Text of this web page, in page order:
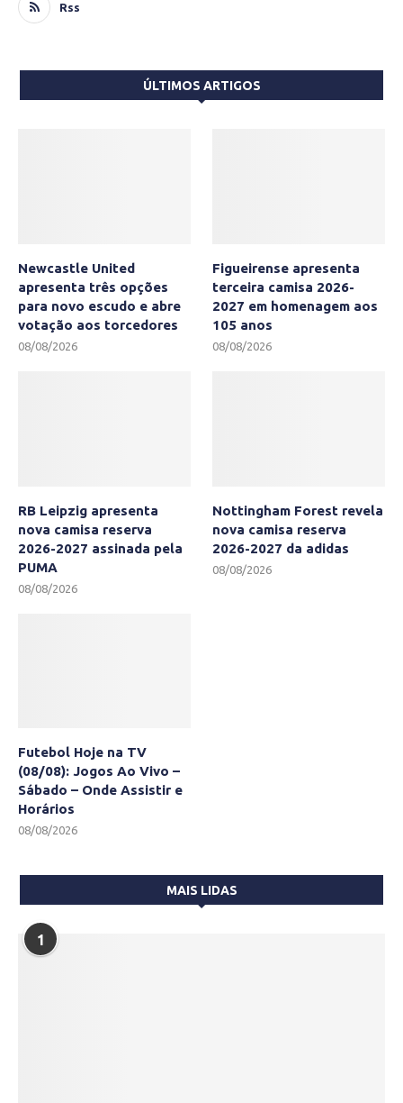
Rss
ÚLTIMOS ARTIGOS
Newcastle United
apresenta três opções
para novo escudo e abre
votação aos torcedores
08/08/2026
Figueirense apresenta
terceira camisa 2026-
2027 em homenagem aos
105 anos
08/08/2026
RB Leipzig apresenta
nova camisa reserva
2026-2027 assinada pela
PUMA
08/08/2026
Nottingham Forest revela
nova camisa reserva
2026-2027 da adidas
08/08/2026
Futebol Hoje na TV
(08/08): Jogos Ao Vivo –
Sábado – Onde Assistir e
Horários
08/08/2026
MAIS LIDAS
1